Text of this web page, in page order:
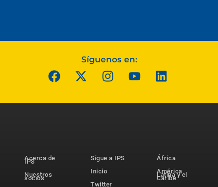
Síguenos en:
Acerca de
IPS
Nuestros
socios
Sigue a IPS
Inicio
Twitter
África
América
Latina y el
Caribe